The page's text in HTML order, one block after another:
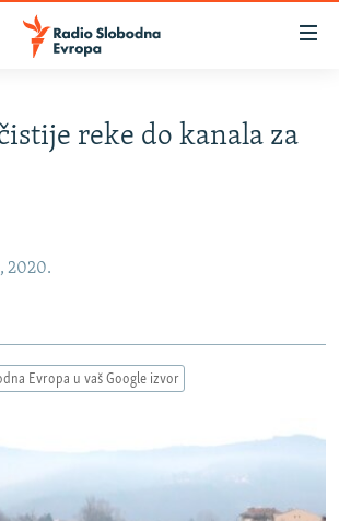
reke do kanala za
2020.
Evropa u vaš Google izvor